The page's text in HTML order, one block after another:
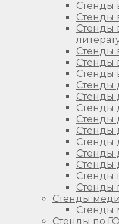
Стенды
Стенды
Стенды
Стенды
Стенды
Стенды
Стенды
Стенды
Стенды
Стенды
Стенды
Стенды
Стенды
Стенды
Стенды
Стенды
Стенды
Стенды
Стенды по